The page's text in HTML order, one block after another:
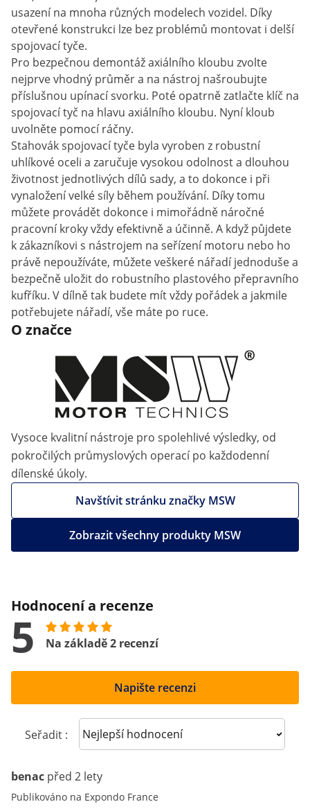
usazení na mnoha různých modelech vozidel. Díky
otevřené konstrukci lze bez problémů montovat i delší
spojovací tyče.
Pro bezpečnou demontáž axiálního kloubu zvolte
nejprve vhodný průměr a na nástroj našroubujte
příslušnou upínací svorku. Poté opatrně zatlačte klíč na
spojovací tyč na hlavu axiálního kloubu. Nyní kloub
uvolněte pomocí ráčny.
Stahovák spojovací tyče byla vyroben z robustní
uhlíkové oceli a zaručuje vysokou odolnost a dlouhou
životnost jednotlivých dílů sady, a to dokonce i při
vynaložení velké síly během používání. Díky tomu
můžete provádět dokonce i mimořádně náročné
pracovní kroky vždy efektivně a účinně. A když půjdete
k zákazníkovi s nástrojem na seřízení motoru nebo ho
právě nepoužíváte, můžete veškeré nářadí jednoduše a
bezpečně uložit do robustního plastového přepravního
kufříku. V dílně tak budete mít vždy pořádek a jakmile
potřebujete nářadí, vše máte po ruce.
O značce
Vysoce kvalitní nástroje pro spolehlivé výsledky, od
pokročilých průmyslových operací po každodenní
dílenské úkoly.
Navštívit stránku značky MSW
Zobrazit všechny produkty MSW
Hodnocení a recenze
5 Na základě 2 recenzí
Napište recenzi
Seřadit : Sort reviews
benac před 2 lety
Publikováno na Expondo France